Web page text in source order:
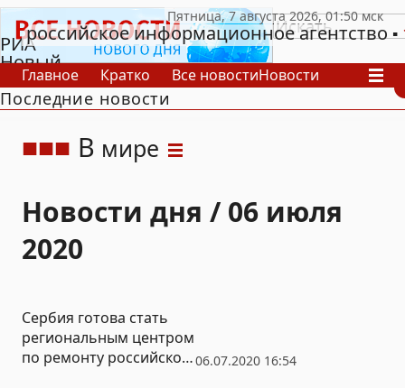
РИА
Новый
День
российское информационное агентство
Главное Кратко Все новостиНовости
В России
В мире
Последние новости
В мире
Новости дня / 06 июля
2020
06.07.2020 16:54
Сербия готова стать
региональным центром
по ремонту российской